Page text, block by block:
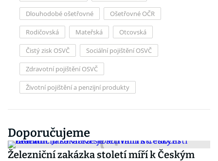
Dlouhodobé ošetřovné Ošetřovné OČR
Rodičovská Mateřská Otcovská
Čistý zisk OSVČ Sociální pojištění OSVČ
Zdravotní pojištění OSVČ
Životní pojištění a penzijní produkty
Doporučujeme
Železniční zakázka století míří k Českým